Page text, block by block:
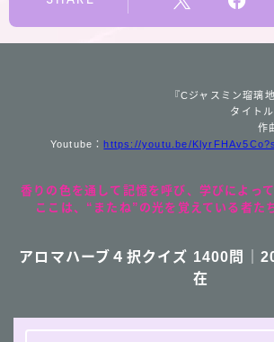
『Cジャスミン瑠璃
タイト
作
Youtube：https://youtu.be/
香りの色を通して記憶を呼び、学びによっ
ここは、“またね”の光を覚えている者た
アロマハーブ４択クイズ 1400問｜
在